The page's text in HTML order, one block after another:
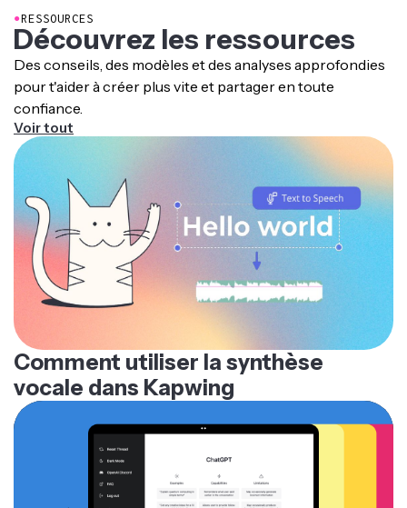
●RESSOURCES
Découvrez les ressources
Des conseils, des modèles et des analyses approfondies
pour t'aider à créer plus vite et partager en toute
confiance.
Voir tout
Comment utiliser la synthèse
vocale dans Kapwing